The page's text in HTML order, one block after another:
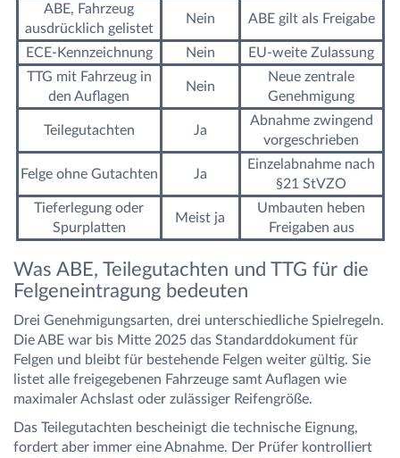
ABE, Fahrzeug
ausdrücklich gelistet
Nein ABE gilt als Freigabe
ECE-Kennzeichnung Nein
EU-weite Zulassung
TTG mit Fahrzeug in
den Auflagen
Nein
Neue zentrale
Genehmigung
Teilegutachten Ja
Abnahme zwingend
vorgeschrieben
Felge ohne Gutachten Ja
Einzelabnahme nach
§21 StVZO
Tieferlegung oder
Spurplatten
Meist ja
Umbauten heben
Freigaben aus
Was ABE, Teilegutachten und TTG für die
Felgeneintragung bedeuten
Drei Genehmigungsarten, drei unterschiedliche Spielregeln.
Die ABE war bis Mitte 2025 das Standarddokument für
Felgen und bleibt für bestehende Felgen weiter gültig. Sie
listet alle freigegebenen Fahrzeuge samt Auflagen wie
maximaler Achslast oder zulässiger Reifengröße.
Das Teilegutachten bescheinigt die technische Eignung,
fordert aber immer eine Abnahme. Der Prüfer kontrolliert